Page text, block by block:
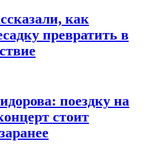
как
превратить в
поездку на
стоит